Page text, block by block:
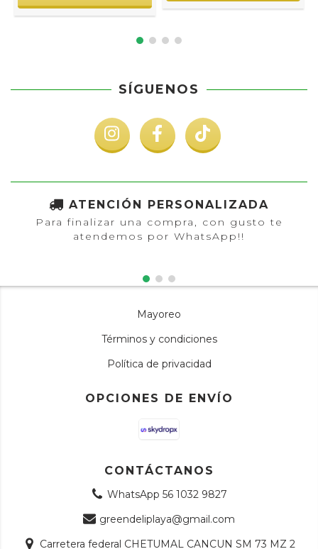
SÍGUENOS
ATENCIÓN PERSONALIZADA
Para finalizar una compra, con gusto te
atendemos por WhatsApp!!
Mayoreo
Términos y condiciones
Política de privacidad
OPCIONES DE ENVÍO
CONTÁCTANOS
WhatsApp 56 1032 9827
greendeliplaya@gmail.com
Carretera federal CHETUMAL CANCUN SM 73 MZ 2